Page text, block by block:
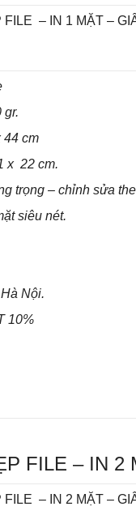
FILE – IN 1 MẶT –
gr.
44 cm
x 22 cm.
trọng – chỉnh sửa
siêu nét.
Nội.
10%
FILE – IN 2
FILE – IN 2 MẶT –